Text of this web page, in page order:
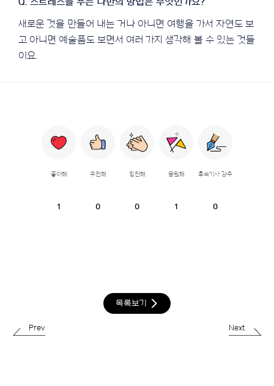
새로운 것을 만들어 내는 거나 아니면 여행을 가서 자연도 보
고 아니면 예술품도 보면서 여러 가지 생각해 볼 수 있는 것들
이요.
좋아해
1
추천해
0
칭찬해
0
응원해
1
후속기사 강추
0
목록보기
Prev Next